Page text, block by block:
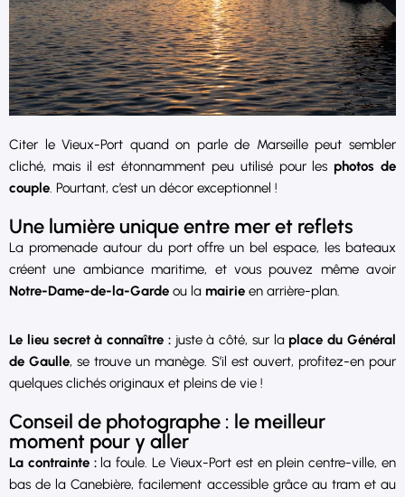
Citer le Vieux-Port quand on parle de Marseille peut sembler
cliché, mais il est étonnamment peu utilisé pour lesphotos de
couple. Pourtant, c’est un décor exceptionnel !
Une lumière unique entre mer et reflets
La promenade autour du port offre un bel espace, les bateaux
créent une ambiance maritime, et vous pouvez même avoir
Notre-Dame-de-la-Garde ou la mairie en arrière-plan.
Le lieu secret à connaître :juste à côté, sur laplace du Général
de Gaulle, se trouve un manège. S’il est ouvert, profitez-en pour
quelques clichés originaux et pleins de vie !
Conseil de photographe : le meilleur
moment pour y aller
La contrainte :la foule. Le Vieux-Port est en plein centre-ville, en
bas de la Canebière, facilement accessible grâce au tram et au